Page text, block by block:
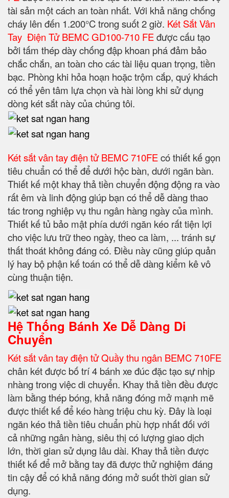
tài sản một cách an toàn nhất. Với khả năng chống
cháy lên đến 1.200°C trong suốt 2 giờ. Két Sắt Vân
Tay Điện Tử BEMC GD100-710 FEđược cấu tạo
bởi tấm thép dày chống đập khoan phá đảm bảo
chắc chắn, an toàn cho các tài liệu quan trọng, tiền
bạc. Phòng khi hỏa hoạn hoặc trộm cắp, quý khách
có thể yên tâm lựa chọn và hài lòng khi sử dụng
dòng két sắt này của chúng tôi.
Kétsắt vân tay điện tử BEMC 710FEcó thiết kế gọn
tiêu chuẩn có thể để dưới hộc bàn, dưới ngăn bàn.
Thiết kế một khay thả tiền chuyển động động ra vào
rất êm và linh động giúp bạn có thể dễ dàng thao
tác trong nghiệp vụ thu ngân hàng ngày của mình.
Thiết kế tủ bảo mật phía dưới ngăn kéo rất tiện lợi
cho việc lưu trữ theo ngày, theo ca làm, ... tránh sự
thất thoát không đáng có. Điều này cũng giúp quản
lý hay bộ phận kế toán có thể dễ dàng kiểm kê vô
cùng thuận tiện.
Hệ Thống Bánh Xe Dễ Dàng Di
Chuyển
Két sắt vân tay điện tử Quầy thu ngân BEMC 710FE
chân két được bố trí 4 bánh xe đúc đặc tạo sự nhịp
nhàng trong việc di chuyển. Khay thả tiền đều được
làm bằng thép bóng, khả năng đóng mở mạnh mẽ
được thiết kế để kéo hàng triệu chu kỳ. Đây là loại
ngăn kéo thả tiền tiêu chuẩn phù hợp nhất đối với
cả những ngân hàng, siêu thị có lượng giao dịch
lớn, thời gian sử dụng lâu dài. Khay thả tiền được
thiết kế để mở bằng tay đã được thử nghiệm đáng
tin cậy để có khả năng đóng mở suốt thời gian sử
dụng.